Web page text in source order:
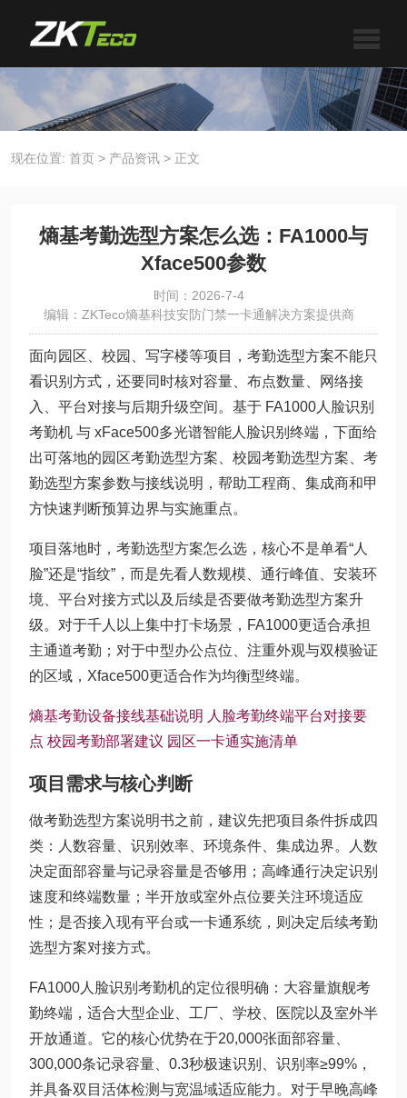
现在位置: 首页 > 产品资讯 > 正文
熵基考勤选型方案怎么选：FA1000与
Xface500参数
时间：2026-7-4
编辑：ZKTeco熵基科技安防门禁一卡通解决方案提供商
面向园区、校园、写字楼等项目，考勤选型方案不能只
看识别方式，还要同时核对容量、布点数量、网络接
入、平台对接与后期升级空间。基于 FA1000人脸识别
考勤机 与 xFace500多光谱智能人脸识别终端，下面给
出可落地的园区考勤选型方案、校园考勤选型方案、考
勤选型方案参数与接线说明，帮助工程商、集成商和甲
方快速判断预算边界与实施重点。
项目落地时，考勤选型方案怎么选，核心不是单看“人
脸”还是“指纹”，而是先看人数规模、通行峰值、安装环
境、平台对接方式以及后续是否要做考勤选型方案升
级。对于千人以上集中打卡场景，FA1000更适合承担
主通道考勤；对于中型办公点位、注重外观与双模验证
的区域，Xface500更适合作为均衡型终端。
熵基考勤设备接线基础说明 人脸考勤终端平台对接要
点 校园考勤部署建议 园区一卡通实施清单
项目需求与核心判断
做考勤选型方案说明书之前，建议先把项目条件拆成四
类：人数容量、识别效率、环境条件、集成边界。人数
决定面部容量与记录容量是否够用；高峰通行决定识别
速度和终端数量；半开放或室外点位要关注环境适应
性；是否接入现有平台或一卡通系统，则决定后续考勤
选型方案对接方式。
FA1000人脸识别考勤机的定位很明确：大容量旗舰考
勤终端，适合大型企业、工厂、学校、医院以及室外半
开放通道。它的核心优势在于20,000张面部容量、
300,000条记录容量、0.3秒极速识别、识别率≥99%，
并具备双目活体检测与宽温域适应能力。对于早晚高峰